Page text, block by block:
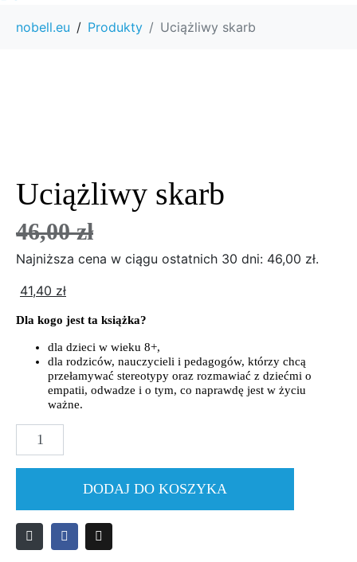
nobell.eu
Produkty Uciążliwy skarb
Uciążliwy skarb
46,00zł
Najniższa cena w ciągu ostatnich 30 dni: 46,00 zł.
41,40 zł
Dla kogo jest ta książka?
dla dzieci w wieku 8+,
dla rodziców, nauczycieli i pedagogów, którzy chcą
przełamywać stereotypy oraz rozmawiać z dziećmi o
empatii, odwadze i o tym, co naprawdę jest w życiu
ważne.
ilość
Uciążliwy
skarb
DODAJ DO KOSZYKA